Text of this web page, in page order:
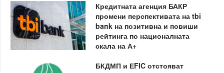
Кредитната агенция БАКР
промени перспективата на tbi
bank на позитивна и повиши
рейтинга по националната
скала на А+
БКДМП и ЕFIC отстояват